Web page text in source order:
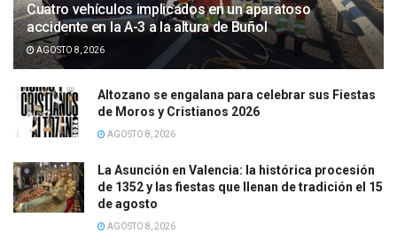
Cuatro vehículos implicados en un aparatoso
accidente en la A-3 a la altura de Buñol
AGOSTO 8, 2026
Altozano se engalana para celebrar sus Fiestas
de Moros y Cristianos 2026
AGOSTO 8, 2026
La Asunción en Valencia: la histórica procesión
de 1352 y las fiestas que llenan de tradición el 15
de agosto
AGOSTO 8, 2026